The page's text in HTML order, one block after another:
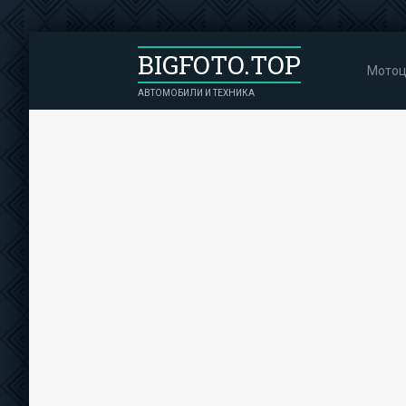
BIGFOTO.TOP
АВТОМОБИЛИ И ТЕХНИКА